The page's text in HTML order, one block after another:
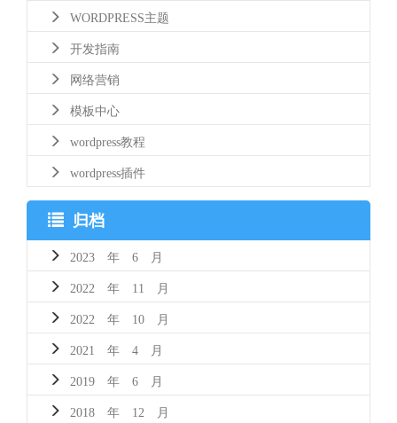
WORDPRESS主题
开发指南
网络营销
模板中心
wordpress教程
wordpress插件
归档
2023 年 6 月
2022 年 11 月
2022 年 10 月
2021 年 4 月
2019 年 6 月
2018 年 12 月